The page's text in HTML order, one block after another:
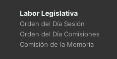
Labor Legislativa
Orden del Día Sesión
Orden del Día Comisiones
Comisión de la Memoria